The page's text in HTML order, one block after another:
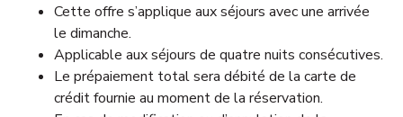
Cette offre s’applique aux séjours avec une arrivée
le dimanche.
Applicable aux séjours de quatre nuits consécutives.
Le prépaiement total sera débité de la carte de
crédit fournie au moment de la réservation.